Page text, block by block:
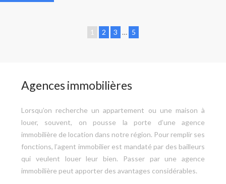
1 2 3 … 5
Agences immobilières
Lorsqu’on recherche un appartement ou une maison à
louer, souvent, on pousse la porte d’une agence
immobilière de location dans notre région. Pour remplir ses
fonctions, l’agent immobilier est mandaté par des bailleurs
qui veulent louer leur bien. Passer par une agence
immobilière peut apporter des avantages considérables.